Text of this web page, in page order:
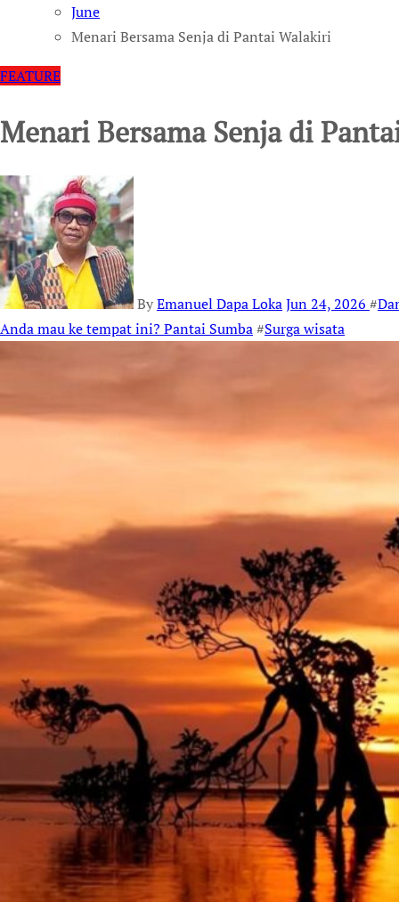
June
Menari Bersama Senja di Pantai Walakiri
FEATURE
Menari Bersama Senja di
ByEmanuel Dapa LokaJun 24, 2026 #
Anda mau ke tempat ini? Pantai Sumba#Surga wisata